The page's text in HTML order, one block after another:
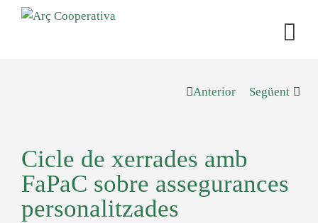
Anterior Següent
Cicle de xerrades amb
FaPaC sobre assegurances
personalitzades